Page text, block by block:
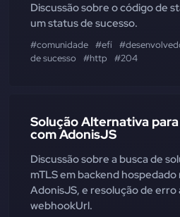
Discussão sobre o código de
um status de sucesso.
#comunidade #efí
de sucesso
#http #204
Solução Alternativa
com AdonisJS
Discussão sobre a busca de
mTLS em backend
AdonisJS, e resolução de erro
webhookUrl.